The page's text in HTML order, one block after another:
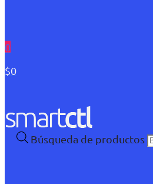
0
$0
Búsqueda de productos